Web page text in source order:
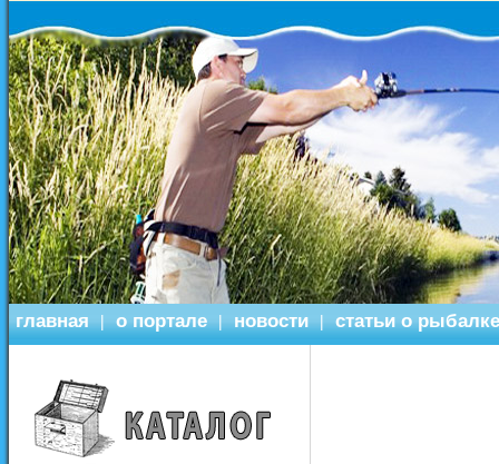
главная | о портале | новости | статьи о рыбалке